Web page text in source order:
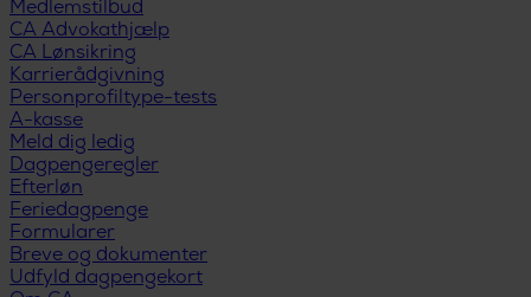
Medlemstilbud
CA Advokathjælp
CA Lønsikring
Karrierådgivning
Personprofiltype-tests
A-kasse
Meld dig ledig
Dagpengeregler
Efterløn
Feriedagpenge
Formularer
Breve og dokumenter
Udfyld dagpengekort